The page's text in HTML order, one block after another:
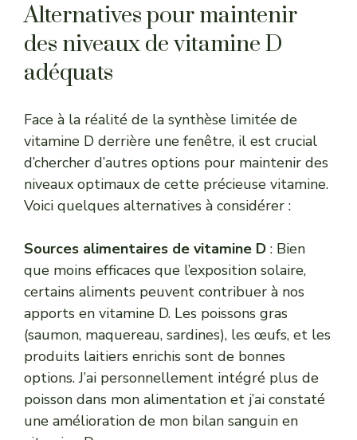
Alternatives pour maintenir
des niveaux de vitamine D
adéquats
Face à la réalité de la synthèse limitée de
vitamine D derrière une fenêtre, il est crucial
d’chercher d’autres options pour maintenir des
niveaux optimaux de cette précieuse vitamine.
Voici quelques alternatives à considérer :
Sources alimentaires de vitamine D : Bien
que moins efficaces que l’exposition solaire,
certains aliments peuvent contribuer à nos
apports en vitamine D. Les poissons gras
(saumon, maquereau, sardines), les œufs, et les
produits laitiers enrichis sont de bonnes
options. J’ai personnellement intégré plus de
poisson dans mon alimentation et j’ai constaté
une amélioration de mon bilan sanguin en